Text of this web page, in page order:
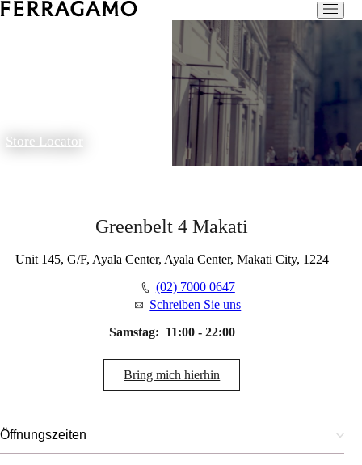
Store Locator
Greenbelt 4 Makati
Unit 145, G/F, Ayala Center, Ayala Center, Makati City, 1224
(02) 7000 0647
Schreiben Sie uns
Samstag: 11:00 - 22:00
Bring mich hierhin
Öffnungszeiten